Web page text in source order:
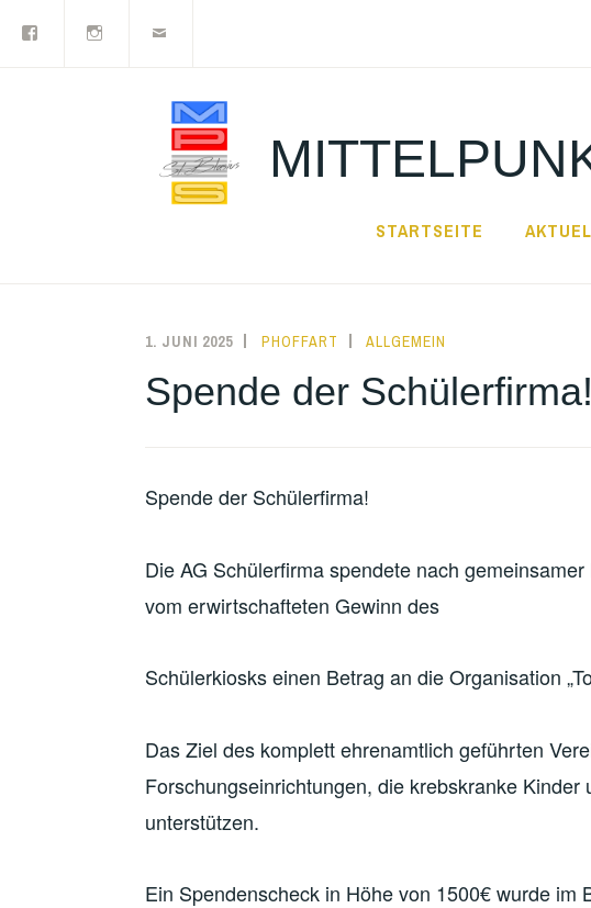
Inhalt
STARTSEITE
1. JUNI 2025 PHOFFART ALLGEMEIN
Spende der
Spende der Schülerfirma!
Die AG Schülerfirma spendete nach
vom erwirtschafteten Gewinn des
Schülerkiosks einen Betrag an die Organisation
Das Ziel des komplett ehrenamtlich geführten
Forschungseinrichtungen, die krebskranke Kinder
unterstützen.
Ein Spendenscheck in Höhe von 1500€ wurde im